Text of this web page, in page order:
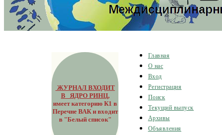
ЖУРНАЛ ВХОДИТ
В ЯДРО РИНЦ,
имеет категорию К1 в
Перечне ВАК и входит
в "Белый список"
Главная
О нас
Вход
Регистрация
Поиск
Текущий выпуск
Архивы
Объявления